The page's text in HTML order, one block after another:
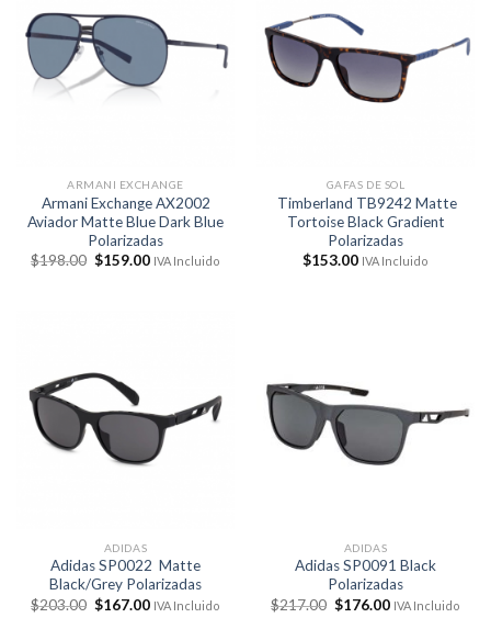
ARMANI EXCHANGE
Armani Exchange AX2002
Aviador Matte Blue Dark Blue
Polarizadas
$198.00 El
$159.00ElIVA Incluido
GAFAS DE SOL
Timberland TB9242 Matte
Tortoise Black Gradient
Polarizadas
$153.00 IVA Incluido
ADIDAS
Adidas SP0022 Matte
Black/Grey Polarizadas
$203.00 El
$167.00ElIVA Incluido
ADIDAS
Adidas SP0091 Black
Polarizadas
$217.00 El
$176.00ElIVA Incluido